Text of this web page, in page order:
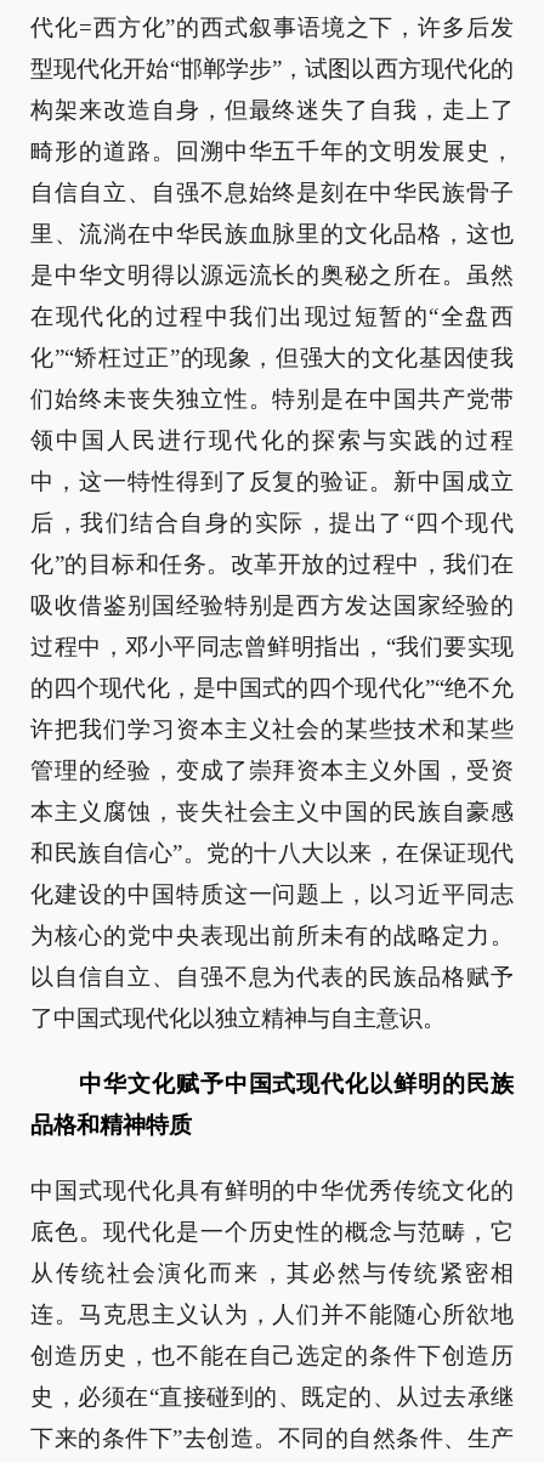
代化=西方化”的西式叙事语境之下，许多后发
型现代化开始“邯郸学步”，试图以西方现代化的
构架来改造自身，但最终迷失了自我，走上了
畸形的道路。回溯中华五千年的文明发展史，
自信自立、自强不息始终是刻在中华民族骨子
里、流淌在中华民族血脉里的文化品格，这也
是中华文明得以源远流长的奥秘之所在。虽然
在现代化的过程中我们出现过短暂的“全盘西
化”“矫枉过正”的现象，但强大的文化基因使我
们始终未丧失独立性。特别是在中国共产党带
领中国人民进行现代化的探索与实践的过程
中，这一特性得到了反复的验证。新中国成立
后，我们结合自身的实际，提出了“四个现代
化”的目标和任务。改革开放的过程中，我们在
吸收借鉴别国经验特别是西方发达国家经验的
过程中，邓小平同志曾鲜明指出，“我们要实现
的四个现代化，是中国式的四个现代化”“绝不允
许把我们学习资本主义社会的某些技术和某些
管理的经验，变成了崇拜资本主义外国，受资
本主义腐蚀，丧失社会主义中国的民族自豪感
和民族自信心”。党的十八大以来，在保证现代
化建设的中国特质这一问题上，以习近平同志
为核心的党中央表现出前所未有的战略定力。
以自信自立、自强不息为代表的民族品格赋予
了中国式现代化以独立精神与自主意识。
中华文化赋予中国式现代化以鲜明的民族
品格和精神特质
中国式现代化具有鲜明的中华优秀传统文化的
底色。现代化是一个历史性的概念与范畴，它
从传统社会演化而来，其必然与传统紧密相
连。马克思主义认为，人们并不能随心所欲地
创造历史，也不能在自己选定的条件下创造历
史，必须在“直接碰到的、既定的、从过去承继
下来的条件下”去创造。不同的自然条件、生产